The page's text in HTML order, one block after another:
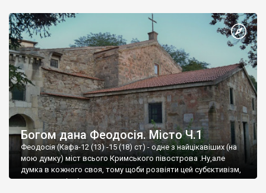
Богом дана Феодосія. Місто Ч.1
Феодосія (Кафа-12 (13) -15 (18) ст) - одне з найцікавіших (на
мою думку) міст всього Кримського півострова .Ну,але
думка в кожного своя, тому щоби розвіяти цей субєктивізм,
запрошую відвідати це